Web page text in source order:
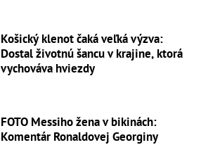
Košický klenot čaká veľká výzva:
Dostal životnú šancu v krajine, ktorá
vychováva hviezdy
FOTO Messiho žena v bikinách:
Komentár Ronaldovej Georginy